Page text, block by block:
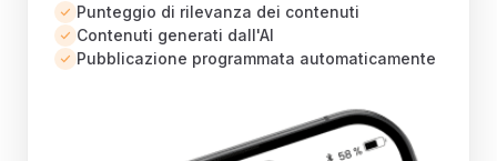
Punteggio di rilevanza dei contenuti
Contenuti generati dall'AI
Pubblicazione programmata automaticamente